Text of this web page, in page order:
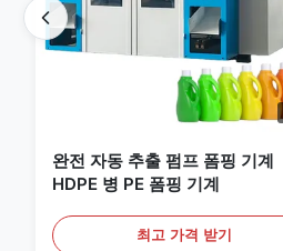
완전 자동 추출 펌프 폼핑 기계
HDPE 병 PE 폼핑 기계
최고 가격 받기